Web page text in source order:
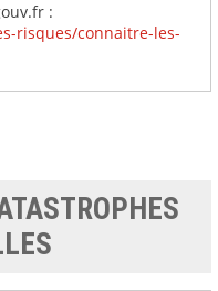
:
risques/connaitre-les-